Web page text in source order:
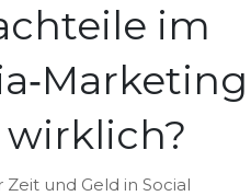
im
wirklich?
und Geld in Social